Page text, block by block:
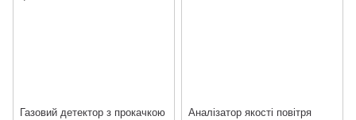
Газовий детектор з прокачкою
Аналізатор якості повітря